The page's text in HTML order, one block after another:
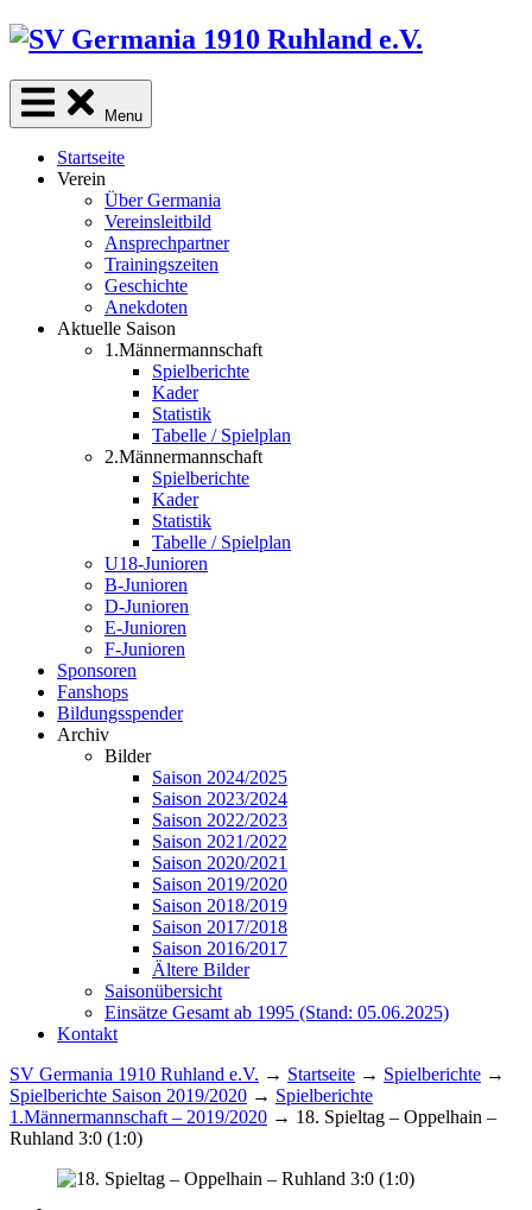
Skip
content
Menu
Startseite
Verein
Über Germania
Vereinsleitbild
Ansprechpartner
Trainingszeiten
Geschichte
Anekdoten
Aktuelle Saison
1.Männermannschaft
Spielberichte
Kader
Statistik
Tabelle / Spielplan
2.Männermannschaft
Spielberichte
Kader
Statistik
Tabelle / Spielplan
U18-Junioren
B-Junioren
D-Junioren
E-Junioren
F-Junioren
Sponsoren
Fanshops
Bildungsspender
Archiv
Bilder
Saison 2024/2025
Saison 2023/2024
Saison 2022/2023
Saison 2021/2022
Saison 2020/2021
Saison 2019/2020
Saison 2018/2019
Saison 2017/2018
Saison 2016/2017
Ältere Bilder
Saisonübersicht
Einsätze Gesamt ab 1995 (Stand: 05.06.2025)
Kontakt
SV Germania 1910 Ruhland e.V. → Startseite → Spielberichte →
Spielberichte Saison 2019/2020 → Spielberichte
1.Männermannschaft – 2019/2020 → 18. Spieltag – Oppelhain –
Ruhland 3:0 (1:0)